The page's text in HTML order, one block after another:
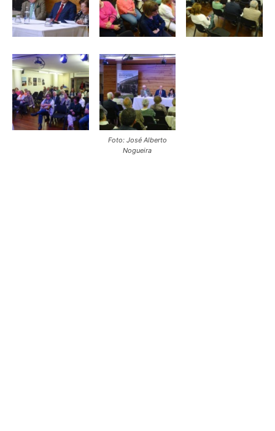
Foto: José Alberto
Nogueira